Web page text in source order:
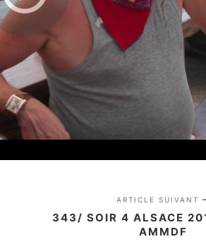
ARTICLE SUIVANT
343/ SOIR 4 ALSACE
AMMDF